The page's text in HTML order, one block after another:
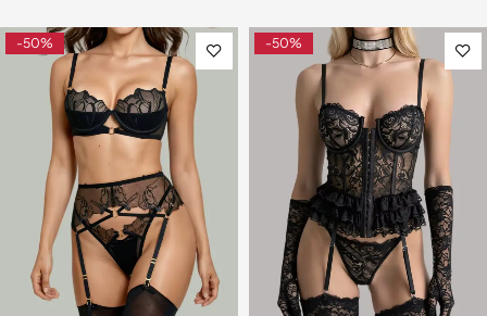
-50% -50%